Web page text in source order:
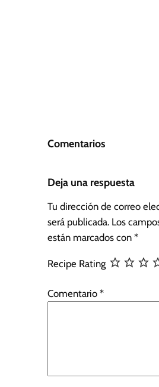
Comentarios
Deja una respuesta
Tu dirección de correo
será publicada. Los
están marcados con *
Recipe Rating
Comentario *